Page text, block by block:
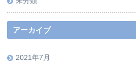
アーカイブ
2021年7月